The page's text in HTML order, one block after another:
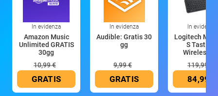
In evidenza
Amazon Music
Unlimited GRATIS
30gg
10,99 €
GRATIS
In evidenza
Audible: Gratis 30
gg
9,99 €
GRATIS
In evidenza
Logitech MX
S Tastiera
Wireless
119,99 €
84,99 €